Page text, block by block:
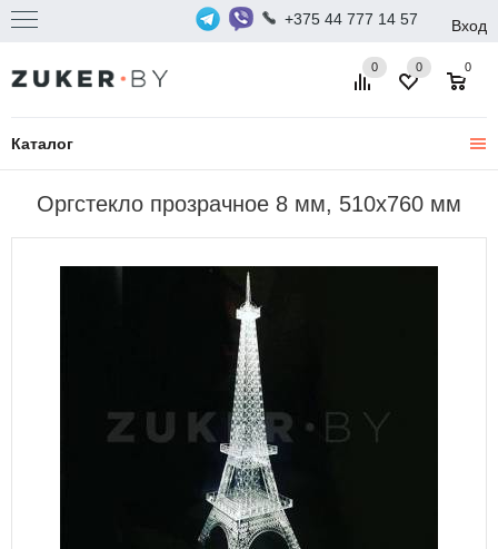
+375 44 777 14 57 Вход
Каталог
0 0
0
Оргстекло прозрачное 8 мм, 510x760 мм